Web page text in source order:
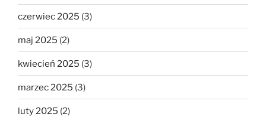
czerwiec 2025 (3)
maj 2025 (2)
kwiecień 2025 (3)
marzec 2025 (3)
luty 2025 (2)